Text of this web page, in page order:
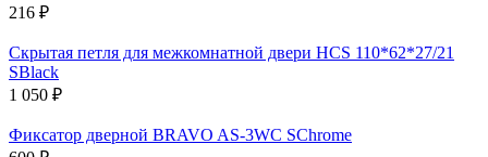
216 ₽
Скрытая петля для межкомнатной двери HCS 110*62*27/21
SBlack
1 050 ₽
Фиксатор дверной BRAVO AS-3WC SChrome